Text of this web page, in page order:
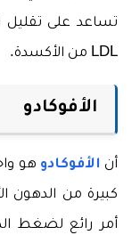
تساعد على تقليل
LDL من الأكسدة.
الأفوكادو
أن الأفوكادو هو
كبيرة من الدهون
أمر رائع لضغط